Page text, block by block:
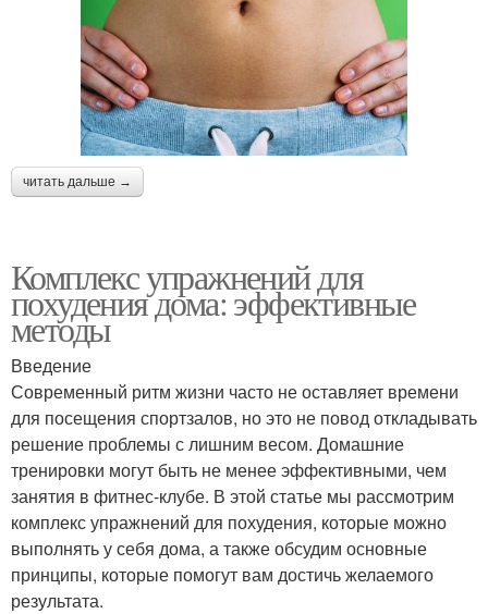
читать дальше →
Комплекс упражнений для
похудения дома: эффективные
методы
Введение
Современный ритм жизни часто не оставляет времени
для посещения спортзалов, но это не повод откладывать
решение проблемы с лишним весом. Домашние
тренировки могут быть не менее эффективными, чем
занятия в фитнес-клубе. В этой статье мы рассмотрим
комплекс упражнений для похудения, которые можно
выполнять у себя дома, а также обсудим основные
принципы, которые помогут вам достичь желаемого
результата.